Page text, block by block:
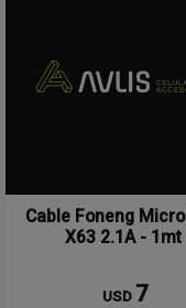
Cable Foneng Micro
X63 2.1A - 1mt
USD 7